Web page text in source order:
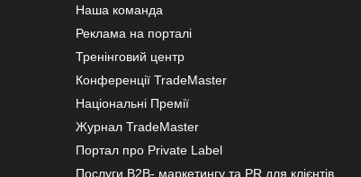
Наша команда
Реклама на порталі
Тренінговий центр
Конференції TradeMaster
Національні Премії
Журнал TradeMaster
Портал про Private Label
Послуги В2В- маркетингу та PR для клієнтів